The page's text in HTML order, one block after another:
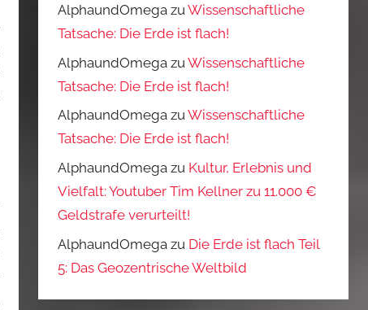
AlphaundOmega zuWissenschaftliche
Tatsache: Die Erde ist flach!
AlphaundOmega zuWissenschaftliche
Tatsache: Die Erde ist flach!
AlphaundOmega zuWissenschaftliche
Tatsache: Die Erde ist flach!
AlphaundOmega zu Kultur, Erlebnis und
Vielfalt: Youtuber Tim Kellner zu 11.000 €
Geldstrafe verurteilt!
AlphaundOmega zu Die Erde ist flach Teil
5: Das Geozentrische Weltbild